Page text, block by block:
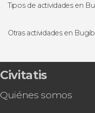
Tipos de actividades en
Otras actividades en
Comino y la Laguna
Tour en quad por
Ferry a las islas de
Civitatis
Quiénes somos